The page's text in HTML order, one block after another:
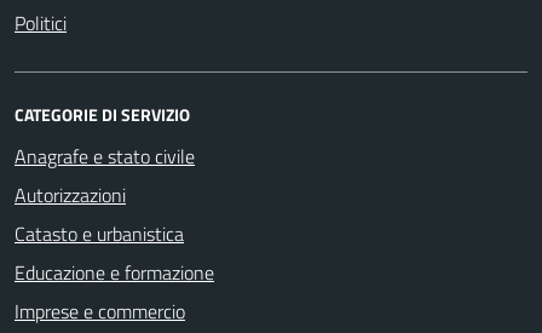
Politici
CATEGORIE DI SERVIZIO
Anagrafe e stato civile
Autorizzazioni
Catasto e urbanistica
Educazione e formazione
Imprese e commercio